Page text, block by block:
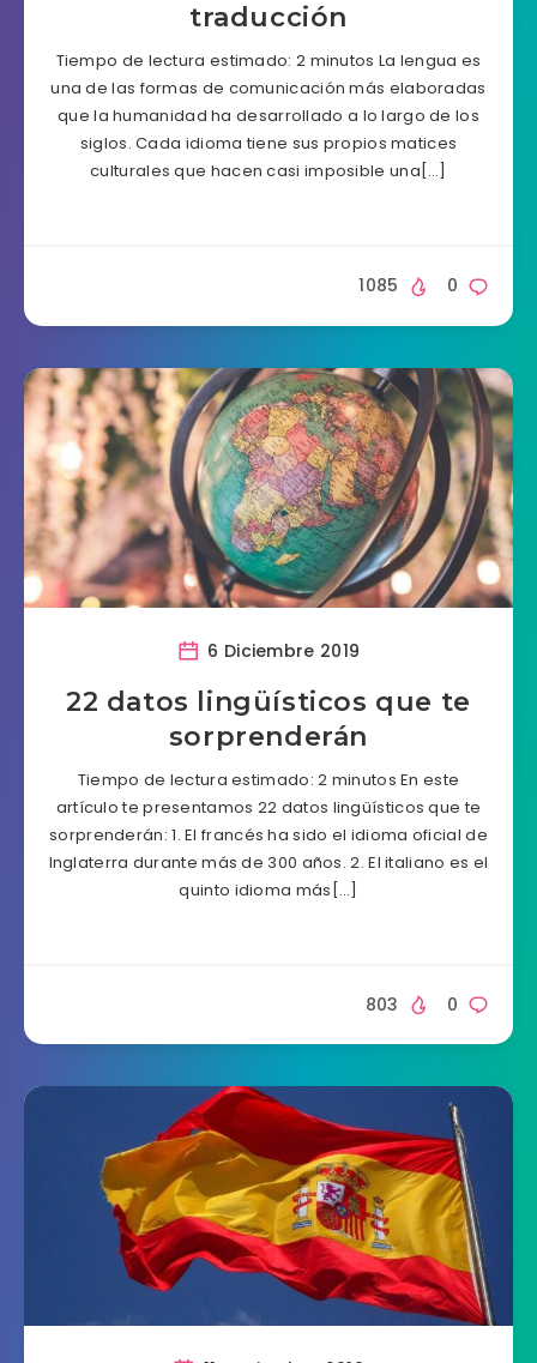
traducción
Tiempo de lectura estimado: 2 minutos La lengua es
una de las formas de comunicación más elaboradas
que la humanidad ha desarrollado a lo largo de los
siglos. Cada idioma tiene sus propios matices
culturales que hacen casi imposible una[…]
0
1085
6 Diciembre 2019
22 datos lingüísticos que te
sorprenderán
Tiempo de lectura estimado: 2 minutos En este
artículo te presentamos 22 datos lingüísticos que te
sorprenderán: 1. El francés ha sido el idioma oficial de
Inglaterra durante más de 300 años. 2. El italiano es el
quinto idioma más[…]
0
803